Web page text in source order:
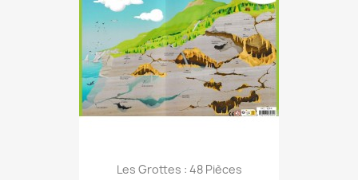
Les Grottes : 48 Pièces